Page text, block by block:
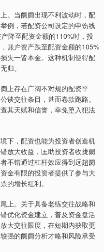
。当阛阓出现不利波动时，配
例，若配资公司设定的申饬线
降至配资金额的110%时，投
账户资产跌至配资金额的105%
失一皆本金。这种机制使得配
归。
上存在广阔不对规的配资平
谈交往条目，甚而卷款跑路。
其天赋和信誉，幸免堕入犯法
下，配资也能为投资者创造机
放大收益，匡助投资者收拢阛
不错通过杠杆效应得到远超阛
金有限的投资者提供了参与大
的增长红利。
上。关于具备老练交往战略和
优化资金建立，普及资金盘活
大交往限度，在短期内获取更
强的阛阓分析才略和风险承受